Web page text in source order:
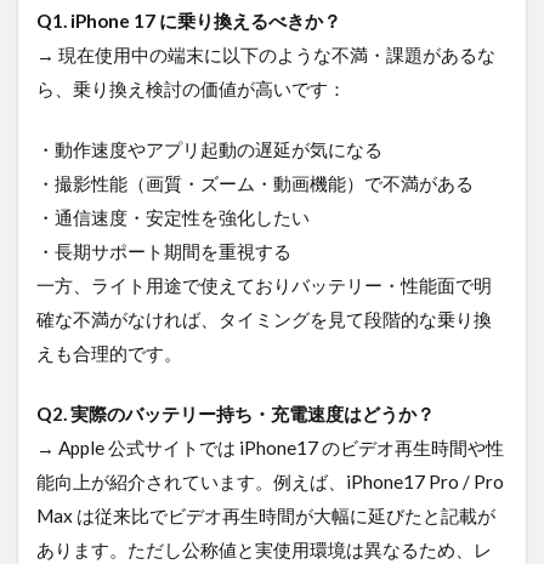
Q1. iPhone 17 に乗り換えるべきか？
→ 現在使用中の端末に以下のような不満・課題があるな
ら、乗り換え検討の価値が高いです：
・動作速度やアプリ起動の遅延が気になる
・撮影性能（画質・ズーム・動画機能）で不満がある
・通信速度・安定性を強化したい
・長期サポート期間を重視する
一方、ライト用途で使えておりバッテリー・性能面で明
確な不満がなければ、タイミングを見て段階的な乗り換
えも合理的です。
Q2. 実際のバッテリー持ち・充電速度はどうか？
→ Apple 公式サイトでは iPhone17 のビデオ再生時間や性
能向上が紹介されています。例えば、iPhone17 Pro / Pro
Max は従来比でビデオ再生時間が大幅に延びたと記載が
あります。ただし公称値と実使用環境は異なるため、レ